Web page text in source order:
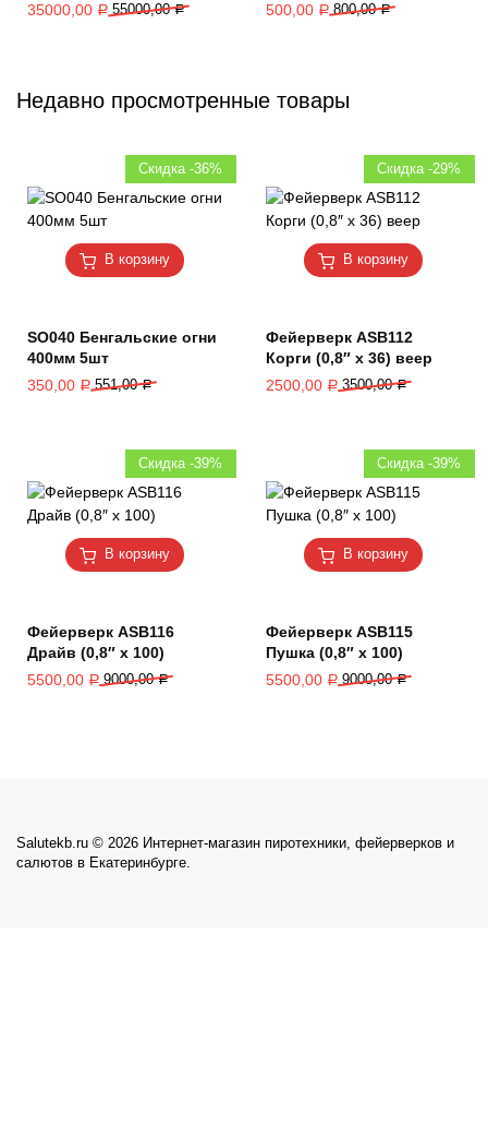
55000,00Р
35000,00 Р 800,00Р
500,00 Р
Недавно просмотренные товары
В корзину
Скидка -36%
SO040 Бенгальские огни
400мм 5шт
551,00Р
350,00 Р
В корзину
Скидка -29%
Фейерверк ASB112
Корги (0,8″ х 36) веер
3500,00Р
2500,00 Р
В корзину
Скидка -39%
Фейерверк ASB116
Драйв (0,8″ х 100)
9000,00Р
5500,00 Р
В корзину
Скидка -39%
Фейерверк ASB115
Пушка (0,8″ х 100)
9000,00Р
5500,00 Р
Salutekb.ru © 2026 Интернет-магазин пиротехники, фейерверков и
салютов в Екатеринбурге.